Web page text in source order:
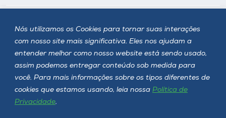
Nós utilizamos os Cookies para tornar suas interações
com nosso site mais significativa. Eles nos ajudam a
entender melhor como nosso website está sendo usado,
assim podemos entregar conteúdo sob medida para
você. Para mais informações sobre os tipos diferentes de
cookies que estamos usando, leia nossa Política de
Privacidade.
Siga a Unoesc